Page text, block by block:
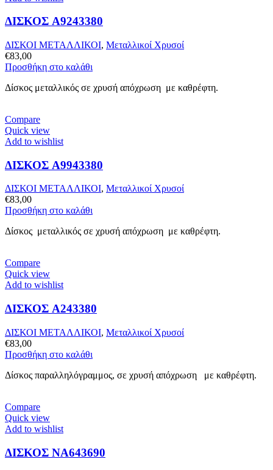
ΔΙΣΚΟΣ A9243380
ΔΙΣΚΟΙ ΜΕΤΑΛΛΙΚΟΙ, Μεταλλικοί Χρυσοί
€83,00
Προσθήκη στο καλάθι
Δίσκος μεταλλικός σε χρυσή απόχρωση με καθρέφτη.
Compare
Quick view
Add to wishlist
ΔΙΣΚΟΣ A9943380
ΔΙΣΚΟΙ ΜΕΤΑΛΛΙΚΟΙ, Μεταλλικοί Χρυσοί
€83,00
Προσθήκη στο καλάθι
Δίσκος μεταλλικός σε χρυσή απόχρωση με καθρέφτη.
Compare
Quick view
Add to wishlist
ΔΙΣΚΟΣ A243380
ΔΙΣΚΟΙ ΜΕΤΑΛΛΙΚΟΙ, Μεταλλικοί Χρυσοί
€83,00
Προσθήκη στο καλάθι
Δίσκος παραλληλόγραμμος, σε χρυσή απόχρωση με καθρέφτη.
Compare
Quick view
Add to wishlist
ΔΙΣΚΟΣ NA643690